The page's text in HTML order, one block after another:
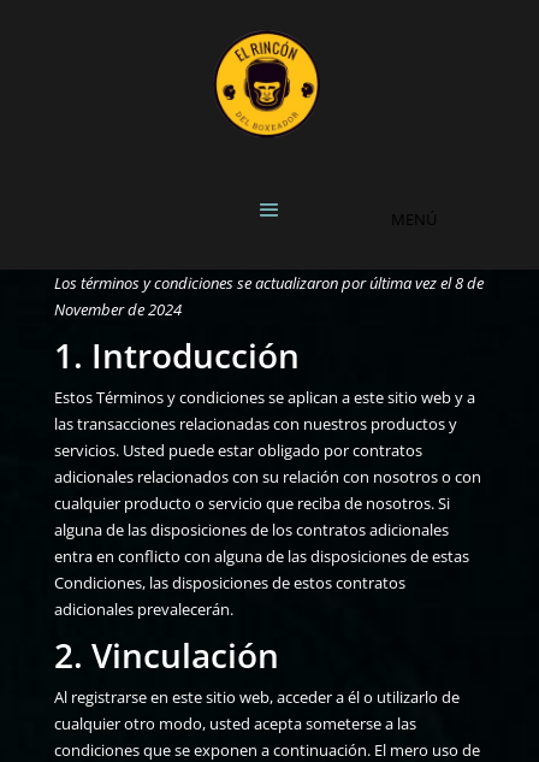
Los términos y condiciones se actualizaron por última vez el 8 de
November de 2024
1. Introducción
Estos Términos y condiciones se aplican a este sitio web y a
las transacciones relacionadas con nuestros productos y
servicios. Usted puede estar obligado por contratos
adicionales relacionados con su relación con nosotros o con
cualquier producto o servicio que reciba de nosotros. Si
alguna de las disposiciones de los contratos adicionales
entra en conflicto con alguna de las disposiciones de estas
Condiciones, las disposiciones de estos contratos
adicionales prevalecerán.
2. Vinculación
Al registrarse en este sitio web, acceder a él o utilizarlo de
cualquier otro modo, usted acepta someterse a las
condiciones que se exponen a continuación. El mero uso de